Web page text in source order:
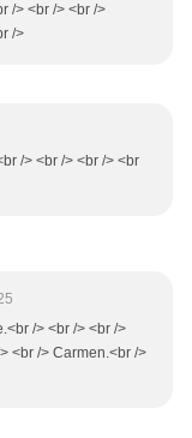
/> <br /> <br />
/>
/> <br /> <br /> <br
/> <br /> <br />
<br /> Carmen.<br />